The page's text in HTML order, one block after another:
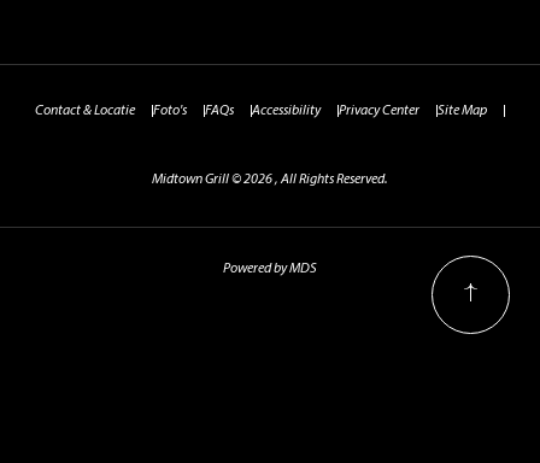
Contact & Locatie Foto's FAQs Accessibility Privacy Center Site Map
Midtown Grill © 2026 , All Rights Reserved.
Powered by MDS